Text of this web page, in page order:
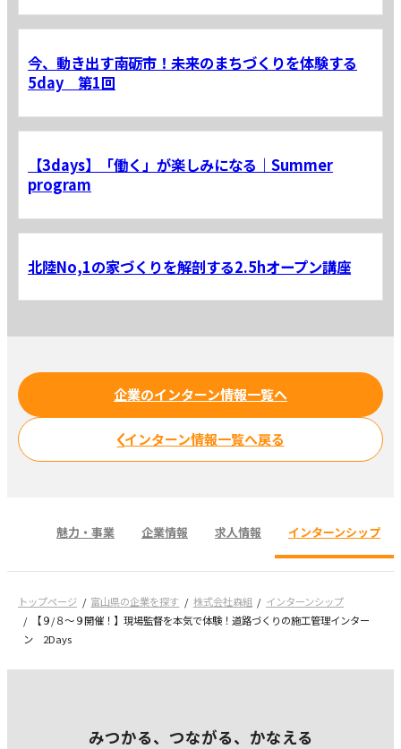
今、動き出す南砺市！未来のまちづくりを体験する
5day 第1回
【3days】「働く」が楽しみになる｜Summer
program
北陸No,1の家づくりを解剖する2.5hオープン講座
企業のインターン情報一覧へ
インターン情報一覧へ戻る
魅力・事業 企業情報 求人情報 インターンシップ
トップページ 富山県の企業を探す 株式会社森組
インターンシップ
【９/８～９開催！】現場監督を本気で体験！道路づくりの施工管理インター
ン 2Days
みつかる、つながる、かなえる